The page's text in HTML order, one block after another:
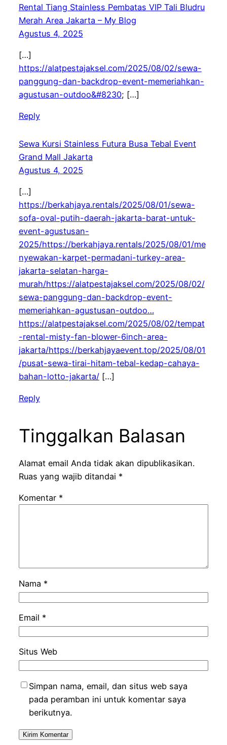
Rental Tiang Stainless Pembatas VIP Tali Bludru
Merah Area Jakarta – My Blog
Agustus 4, 2025
[…]
https://alatpestajaksel.com/2025/08/02/sewa-
panggung-dan-backdrop-event-memeriahkan-
agustusan-outdoo&#8230; […]
Reply
Sewa Kursi Stainless Futura Busa Tebal Event
Grand Mall Jakarta
Agustus 4, 2025
[…]
https://berkahjaya.rentals/2025/08/01/sewa-
sofa-oval-putih-daerah-jakarta-barat-untuk-
event-agustusan-
2025/https://berkahjaya.rentals/2025/08/01/me
nyewakan-karpet-permadani-turkey-area-
jakarta-selatan-harga-
murah/https://alatpestajaksel.com/2025/08/02/
sewa-panggung-dan-backdrop-event-
memeriahkan-agustusan-outdoo…
https://alatpestajaksel.com/2025/08/02/tempat
-rental-misty-fan-blower-6inch-area-
jakarta/https://berkahjayaevent.top/2025/08/01
/pusat-sewa-tirai-hitam-tebal-kedap-cahaya-
bahan-lotto-jakarta/[…]
Reply
Tinggalkan Balasan
Alamat email Anda tidak akan dipublikasikan.
Ruas yang wajib ditandai *
Komentar *
Nama *
Email *
Situs Web
Simpan nama, email, dan situs web saya
pada peramban ini untuk komentar saya
berikutnya.